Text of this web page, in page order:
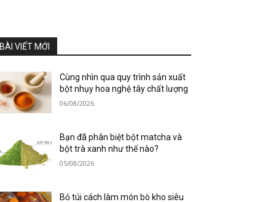
BÀI VIẾT MỚI
Cùng nhìn qua quy trình sản xuất
bột nhụy hoa nghệ tây chất lượng
06/08/2026
Bạn đã phân biệt bột matcha và
bột trà xanh như thế nào?
05/08/2026
Bỏ túi cách làm món bò kho siêu